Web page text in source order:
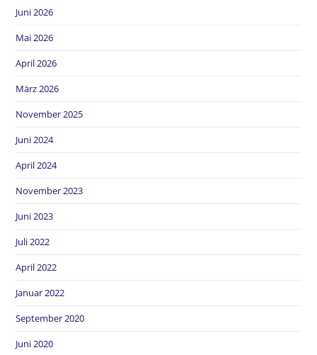
Juni 2026
Mai 2026
April 2026
März 2026
November 2025
Juni 2024
April 2024
November 2023
Juni 2023
Juli 2022
April 2022
Januar 2022
September 2020
Juni 2020